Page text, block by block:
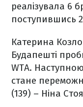
реалізувала 6
поступившись
Катерина
Будапешті
WTA.
стане
(139) – Ніна